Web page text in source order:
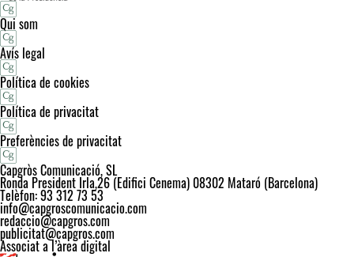
Qui som
Avís legal
Política de cookies
Política de privacitat
Preferències de privacitat
Capgròs Comunicació, SL
Ronda President Irla,26 (Edifici Cenema) 08302 Mataró (Barcelona)
Telèfon: 93 312 73 53
info@capgroscomunicacio.com
redaccio@capgros.com
publicitat@capgros.com
Associat a l’àrea digital